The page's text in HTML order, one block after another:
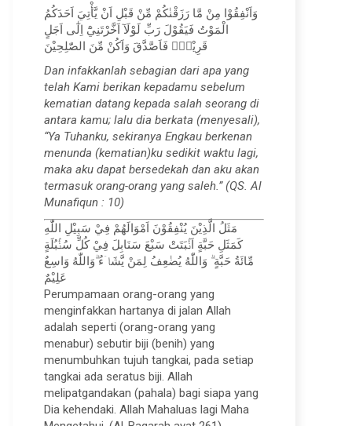
وَاَنْفِقُوْا مِنْ مَّا رَزَقْنٰكُمْ مِّنْ قَبْلِ اَنْ يَّأْتِيَ اَحَدَكُمُ
الْمَوْتُ فَيَقُوْلَ رَبِّ لَوْلَآ اَخَّرْتَنِيْٓ اِلٰٓى اَجَلٍ
قَرِيْبٍۚ فَاَصَّدَّقَ وَاَكُنْ مِّنَ الصّٰلِحِيْنَ
Dan infakkanlah sebagian dari apa yang
telah Kami berikan kepadamu sebelum
kematian datang kepada salah seorang di
antara kamu; lalu dia berkata (menyesali),
“Ya Tuhanku, sekiranya Engkau berkenan
menunda (kematian)ku sedikit waktu lagi,
maka aku dapat bersedekah dan aku akan
termasuk orang-orang yang saleh.” (QS. Al
Munafiqun : 10)
مَثَلُ الَّذِيْنَ يُنْفِقُوْنَ اَمْوَالَهُمْ فِيْ سَبِيْلِ اللّٰهِ
كَمَثَلِ حَبَّةٍ اَنْۢبَتَتْ سَبْعَ سَنَابِلَ فِيْ كُلِّ سُنْۢبُلَةٍ
مِّائَةُ حَبَّةٍ ۗ وَاللّٰهُ يُضٰعِفُ لِمَنْ يَّشَاۤءُ ۗوَاللّٰهُ وَاسِعٌ
عَلِيْمٌ
Perumpamaan orang-orang yang
menginfakkan hartanya di jalan Allah
adalah seperti (orang-orang yang
menabur) sebutir biji (benih) yang
menumbuhkan tujuh tangkai, pada setiap
tangkai ada seratus biji. Allah
melipatgandakan (pahala) bagi siapa yang
Dia kehendaki. Allah Mahaluas lagi Maha